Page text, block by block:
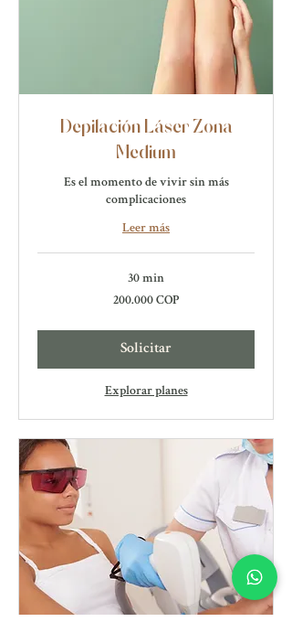
Depilación Láser Zona
Medium
Es el momento de vivir sin más
complicaciones
Leer más
30 min
200.000 COP
Solicitar
Explorar planes